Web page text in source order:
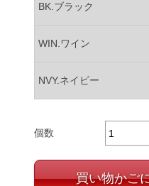
BK.ブラック
WIN.ワイン
NVY.ネイビー
個数
買い物かご